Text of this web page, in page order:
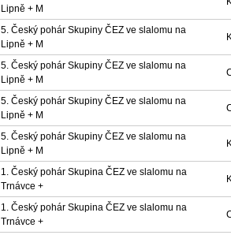
Lipně + M
5. Český pohár Skupiny ČEZ ve slalomu na
Lipně + M
5. Český pohár Skupiny ČEZ ve slalomu na
Lipně + M
5. Český pohár Skupiny ČEZ ve slalomu na
Lipně + M
5. Český pohár Skupiny ČEZ ve slalomu na
Lipně + M
1. Český pohár Skupina ČEZ ve slalomu na
Trnávce +
1. Český pohár Skupina ČEZ ve slalomu na
Trnávce +